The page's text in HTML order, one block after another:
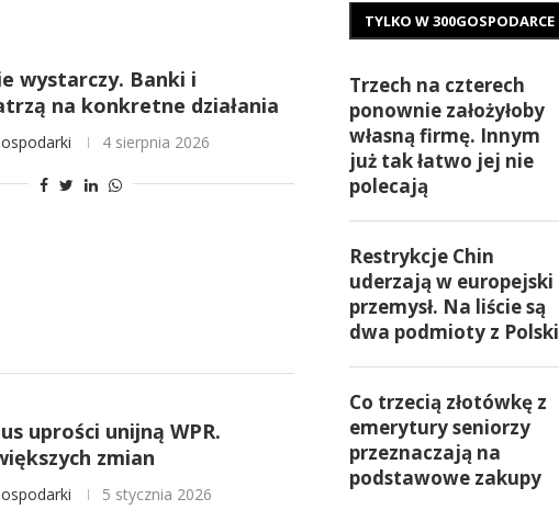
wystarczy. Banki i
na konkretne działania
4 sierpnia 2026
uprości unijną WPR.
zmian
5 stycznia 2026
TYLKO W 300GOSPODARCE
Trzech na czterech
ponownie założyłoby
własną firmę. Innym
już tak łatwo jej nie
polecają
Restrykcje Chin
uderzają w europejski
przemysł. Na liście są
dwa podmioty z Polski
Co trzecią złotówkę z
emerytury seniorzy
przeznaczają na
podstawowe zakupy